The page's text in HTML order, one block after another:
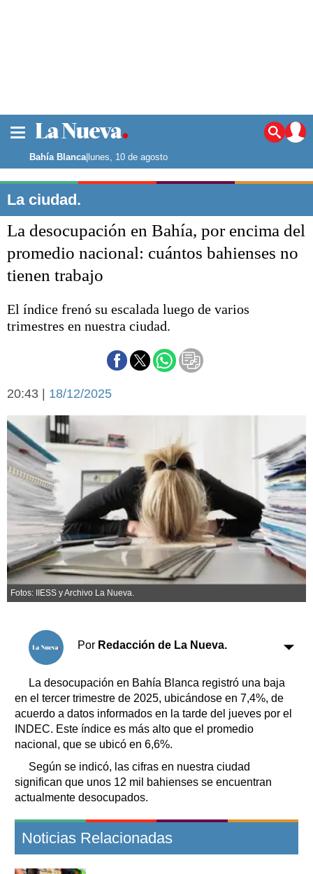
Noticias
La ciudad
Punta Alta
El mundo
Seguridad
Liga del Sur
Básquetbol
Federal A
Economía y campo
Economía y finanzas
Con el campo
Espacio empresas
Sociedad y tiempo
libre
Sociedad
Tecnología
Turismo
Salud
Es viral
El tiempo
Cartón Lleno
Clasificados
Horóscopo
Servicios
Farmacias
Transportes
Loterías
Datos Útiles
Fúnebres
Edictos
Bahía Blanca|lunes, 10 de agosto
La ciudad.
La desocupación en Bahía, por encima del
promedio nacional: cuántos bahienses no
tienen trabajo
El índice frenó su escalada luego de varios
trimestres en nuestra ciudad.
20:43 | 18/12/2025
Fotos: IIESS y Archivo La Nueva.
Por Redacción de La Nueva.
La desocupación en Bahía Blanca registró una baja
en el tercer trimestre de 2025, ubicándose en 7,4%, de
acuerdo a datos informados en la tarde del jueves por el
INDEC. Este índice es más alto que el promedio
nacional, que se ubicó en 6,6%.
Según se indicó, las cifras en nuestra ciudad
significan que unos 12 mil bahienses se encuentran
actualmente desocupados.
Noticias Relacionadas